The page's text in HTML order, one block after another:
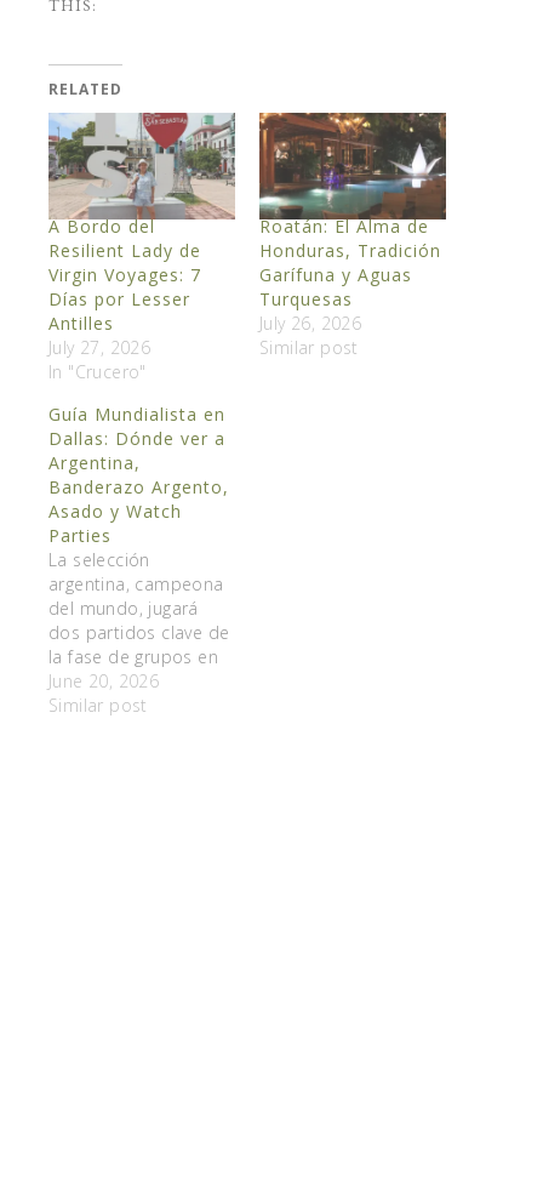
THIS:
RELATED
A Bordo del
Resilient Lady de
Virgin Voyages: 7
Días por Lesser
Antilles
July 27, 2026
In "Crucero"
Roatán: El Alma de
Honduras, Tradición
Garífuna y Aguas
Turquesas
July 26, 2026
Similar post
Guía Mundialista en
Dallas: Dónde ver a
Argentina,
Banderazo Argento,
Asado y Watch
Parties
La selección
argentina, campeona
del mundo, jugará
dos partidos clave de
la fase de grupos en
el norte de Texas y
Dallas está preparada
June 20, 2026
Similar post